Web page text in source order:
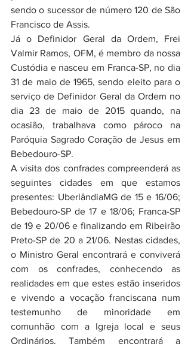
sendo o sucessor de número 120 de São
Francisco de Assis.
Já o Definidor Geral da Ordem, Frei
Valmir Ramos, OFM, é membro da nossa
Custódia e nasceu em Franca-SP, no dia
31 de maio de 1965, sendo eleito para o
serviço de Definidor Geral da Ordem no
dia 23 de maio de 2015 quando, na
ocasião, trabalhava como pároco na
Paróquia Sagrado Coração de Jesus em
Bebedouro-SP.
A visita dos confrades compreenderá as
seguintes cidades em que estamos
presentes: UberlândiaMG de 15 e 16/06;
Bebedouro-SP de 17 e 18/06; Franca-SP
de 19 e 20/06 e finalizando em Ribeirão
Preto-SP de 20 a 21/06. Nestas cidades,
o Ministro Geral encontrará e conviverá
com os confrades, conhecendo as
realidades em que estes estão inseridos
e vivendo a vocação franciscana num
testemunho de minoridade em
comunhão com a Igreja local e seus
Ordinários. Também encontrará a